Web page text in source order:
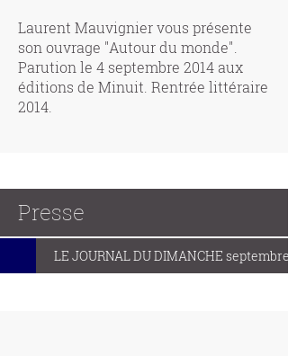
Laurent Mauvignier vous présente
son ouvrage "Autour du monde".
Parution le 4 septembre 2014 aux
éditions de Minuit. Rentrée littéraire
2014.
Presse
LE JOURNAL DU DIMANCHE septembre